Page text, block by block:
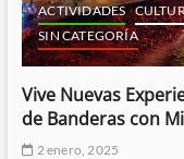
ACTIVIDADES
SIN CATEGORÍA
Vive Nuevas
de Banderas con
2 enero, 2025